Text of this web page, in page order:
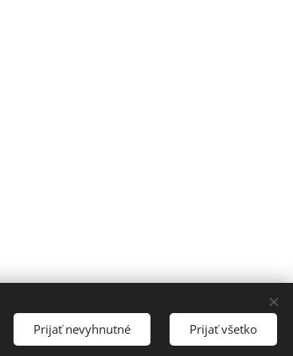
Slovenčina
Prijať nevyhnutné Prijať všetko